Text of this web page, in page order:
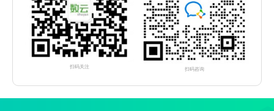
扫码关注 扫码咨询